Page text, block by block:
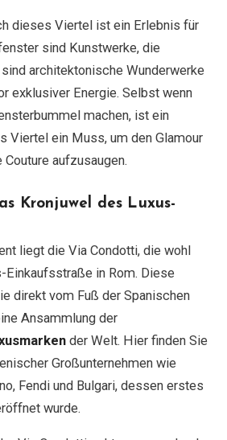
dieses Viertel ist ein Erlebnis für
sind Kunstwerke, die
architektonische Wunderwerke
exklusiver Energie. Selbst wenn
machen, ist ein
Viertel ein Muss, um den Glamour
aufzusaugen.
Kronjuwel des Luxus-
liegt die Via Condotti, die wohl
Einkaufsstraße in Rom. Diese
direkt vom Fuß der Spanischen
Ansammlung der
der Welt. Hier finden Sie
Großunternehmen wie
Fendi und Bulgari, dessen erstes
wurde.